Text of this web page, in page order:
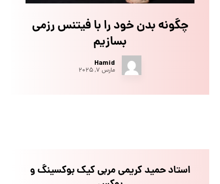
چگونه بدن خود را با فیتنس رزمی
بسازیم
Hamid
مارس ۷, ۲۰۲۵
استاد حمید کریمی مربی کیک بوکسینگ و